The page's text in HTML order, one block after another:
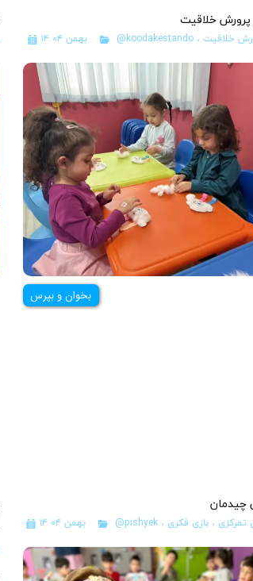
پرورش خلاقیت
۱۴ بهمن ۰۴ @koodakestando، خلاقیت
بخوان و بپرس
چیدمان
۱۴ بهمن ۰۴ @pishyek، تمرکزی ،بازی فکری